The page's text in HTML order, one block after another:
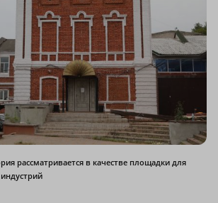
рассматривается в качестве площадки для